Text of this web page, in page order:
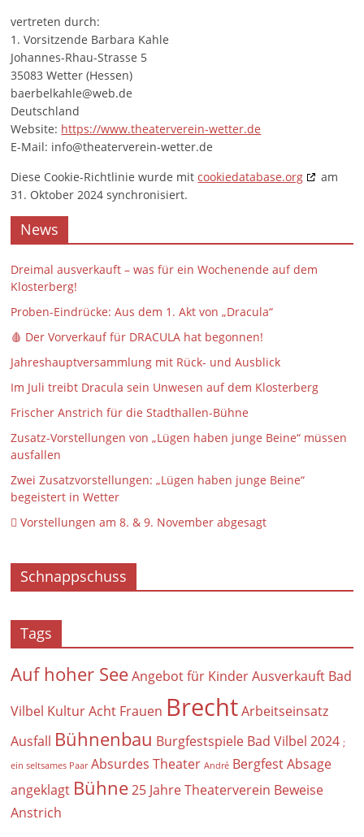
vertreten durch:
1. Vorsitzende Barbara Kahle
Johannes-Rhau-Strasse 5
35083 Wetter (Hessen)
baerbelkahle@web.de
Deutschland
Website: https://www.theaterverein-wetter.de
E-Mail: info@theaterverein-wetter.de
Diese Cookie-Richtlinie wurde mitcookiedatabase.org
am
31. Oktober 2024 synchronisiert.
News
Dreimal ausverkauft – was für ein Wochenende auf dem
Klosterberg!
Proben-Eindrücke: Aus dem 1. Akt von „Dracula“
🩸 Der Vorverkauf für DRACULA hat begonnen!
Jahreshauptversammlung mit Rück- und Ausblick
Im Juli treibt Dracula sein Unwesen auf dem Klosterberg
Frischer Anstrich für die Stadthallen-Bühne
Zusatz-Vorstellungen von „Lügen haben junge Beine“ müssen
ausfallen
Zwei Zusatzvorstellungen: „Lügen haben junge Beine“
begeistert in Wetter
 Vorstellungen am 8. & 9. November abgesagt
Schnappschuss
Tags
Auf hoher See Angebot für Kinder Ausverkauft Bad
Vilbel Kultur Acht Frauen Brecht Arbeitseinsatz
Ausfall Bühnenbau Burgfestspiele Bad Vilbel 2024 ;
ein seltsames Paar Absurdes Theater André Bergfest Absage
angeklagt Bühne 25 Jahre Theaterverein Beweise
Anstrich